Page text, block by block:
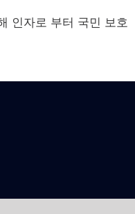
인자로 부터 국민 보호